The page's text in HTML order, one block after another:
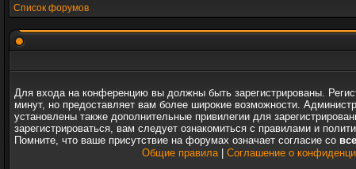
Список форумов
Для входа на конференцию вы должны быть зарегистрированы.
минут, но предоставляет вам более широкие возможности.
установлены также дополнительные привилегии для
зарегистрироваться, вам следует ознакомиться с правилами и
Помните, что ваше присутствие на форумах означает согласие со
Общие правила| Соглашение о